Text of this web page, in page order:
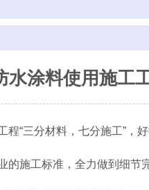
涂料使用施工
“三分材料，七分施工”，
施工标准，全力做到细节